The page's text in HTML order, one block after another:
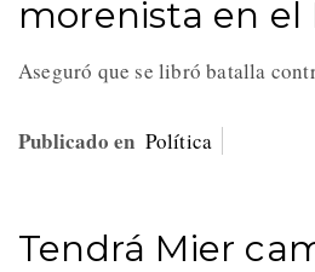
morenista en el
Aseguró que se libró batalla
Publicado en Política
Tendrá Mier